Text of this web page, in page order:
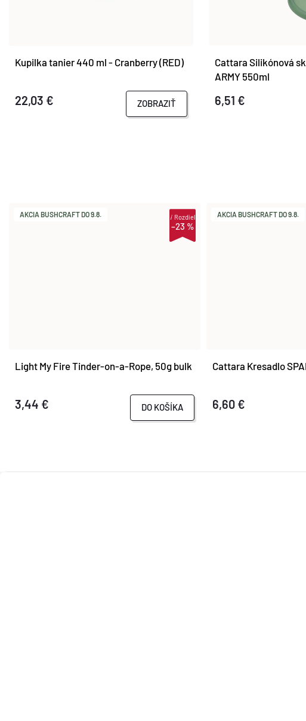
Kupilka tanier 440 ml - Cranberry (RED)
22,03 € ZOBRAZIŤ
Cattara Silikónová
ARMY 550ml
6,51 €
AKCIA BUSHCRAFT DO 9.8.
–23 %
iRozdiel
Light My Fire Tinder-on-a-Rope, 50g bulk
3,44 € DO KOŠÍKA
AKCIA BUSHCRAFT DO 9.8.
Cattara Kresadlo
6,60 €